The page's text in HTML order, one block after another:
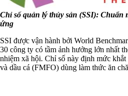
Chỉ số quản lý thủy sản (SSI): Chuẩn
ứng
SSI được vận hành bởi World
30 công ty có tầm ảnh hưởng lớn nhất
nhiệm xã hội. Chỉ số này định mức
và dầu cá (FMFO) dùng làm thức ăn